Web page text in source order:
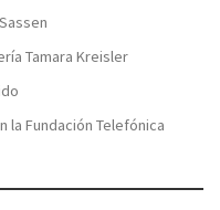
Tamara Kreisler
la Fundación Telefónica